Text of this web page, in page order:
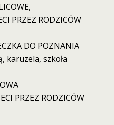
PRZEZ RODZICÓW
DO POZNANIA
karuzela, szkoła
PRZEZ RODZICÓW